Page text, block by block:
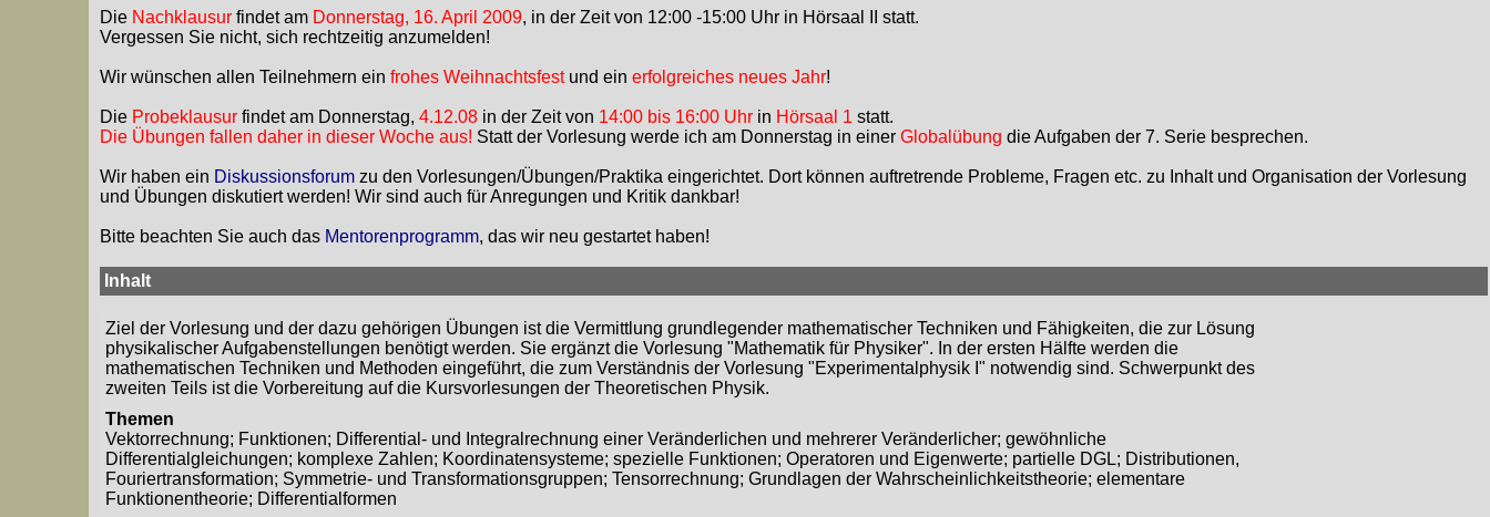
Die Nachklausur findet am Donnerstag, 16. April 2009, in der Zeit von 12:00 -15:00 Uhr in Hörsaal II statt.
Vergessen Sie nicht, sich rechtzeitig anzumelden!
Wir wünschen allen Teilnehmern ein frohes Weihnachtsfestund ein erfolgreiches neues Jahr!
Die Probeklausur findet am Donnerstag, 4.12.08 in der Zeit von 14:00 bis 16:00 Uhr in Hörsaal 1 statt.
Die Übungen fallen daher in dieser Woche aus! Statt der Vorlesung werde ich am Donnerstag in einer Globalübung die Aufgaben der 7. Serie besprechen.
Wir haben ein Diskussionsforum zu den Vorlesungen/Übungen/Praktika eingerichtet. Dort können auftretrende Probleme, Fragen etc. zu Inhalt und Organisation der Vorlesung
und Übungen diskutiert werden! Wir sind auch für Anregungen und Kritik dankbar!
Bitte beachten Sie auch das Mentorenprogramm, das wir neu gestartet haben!
Inhalt
Ziel der Vorlesung und der dazu gehörigen Übungen ist die Vermittlung grundlegender mathematischer Techniken und Fähigkeiten, die zur Lösung
physikalischer Aufgabenstellungen benötigt werden. Sie ergänzt die Vorlesung "Mathematik für Physiker". In der ersten Hälfte werden die
mathematischen Techniken und Methoden eingeführt, die zum Verständnis der Vorlesung "Experimentalphysik I" notwendig sind. Schwerpunkt des
zweiten Teils ist die Vorbereitung auf die Kursvorlesungen der Theoretischen Physik.
Themen
Vektorrechnung; Funktionen; Differential- und Integralrechnung einer Veränderlichen und mehrerer Veränderlicher; gewöhnliche
Differentialgleichungen; komplexe Zahlen; Koordinatensysteme; spezielle Funktionen; Operatoren und Eigenwerte; partielle DGL; Distributionen,
Fouriertransformation; Symmetrie- und Transformationsgruppen; Tensorrechnung; Grundlagen der Wahrscheinlichkeitstheorie; elementare
Funktionentheorie; Differentialformen